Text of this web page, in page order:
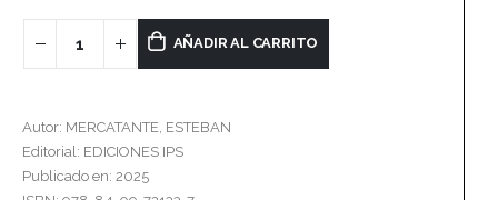
AÑADIR AL CARRITO
Autor: MERCATANTE, ESTEBAN
Editorial: EDICIONES IPS
Publicado en: 2025